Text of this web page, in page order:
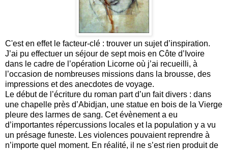
C'est en effet le facteur-clé : trouver un sujet d’inspiration.
J’ai pu effectuer un séjour de sept mois en Côte d’Ivoire
dans le cadre de l’opération Licorne où j’ai recueilli, à
l’occasion de nombreuses missions dans la brousse, des
impressions et des anecdotes de voyage.
Le début de l’écriture du roman part d’un fait divers : dans
une chapelle près d’Abidjan, une statue en bois de la Vierge
pleure des larmes de sang. Cet évènement a eu
d’importantes répercussions locales et la population y a vu
un présage funeste. Les violences pouvaient reprendre à
n’importe quel moment. En réalité, il ne s’est rien produit de